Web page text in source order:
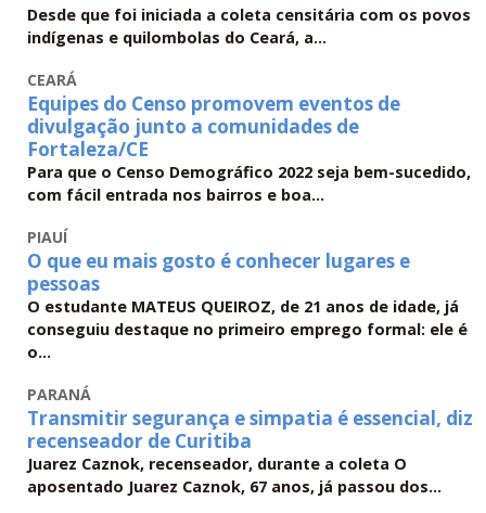
Desde que foi iniciada a coleta censitária com os povos
indígenas e quilombolas do Ceará, a...
CEARÁ
Equipes do Censo promovem eventos de
divulgação junto a comunidades de
Fortaleza/CE
Para que o Censo Demográfico 2022 seja bem-sucedido,
com fácil entrada nos bairros e boa...
PIAUÍ
O que eu mais gosto é conhecer lugares e
pessoas
O estudante MATEUS QUEIROZ, de 21 anos de idade, já
conseguiu destaque no primeiro emprego formal: ele é
o...
PARANÁ
Transmitir segurança e simpatia é essencial, diz
recenseador de Curitiba
Juarez Caznok, recenseador, durante a coleta O
aposentado Juarez Caznok, 67 anos, já passou dos...